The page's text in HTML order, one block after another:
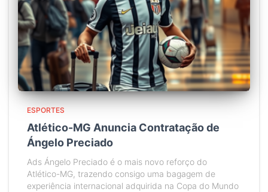
ESPORTES
Atlético-MG Anuncia Contratação de
Ángelo Preciado
Ads Ángelo Preciado é o mais novo reforço do
Atlético-MG, trazendo consigo uma bagagem de
experiência internacional adquirida na Copa do Mundo